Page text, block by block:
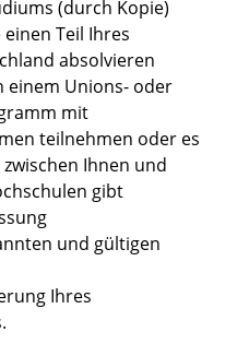
(durch Kopie)
einen Teil Ihres
absolvieren
einem Unions- oder
mit
teilnehmen oder es
Ihnen und
gibt
und gültigen
Ihres